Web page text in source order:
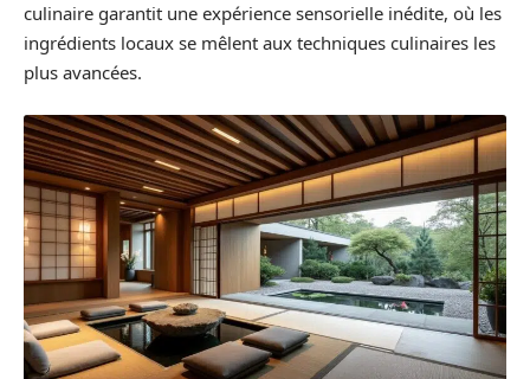
culinaire garantit une expérience sensorielle inédite, où les
ingrédients locaux se mêlent aux techniques culinaires les
plus avancées.